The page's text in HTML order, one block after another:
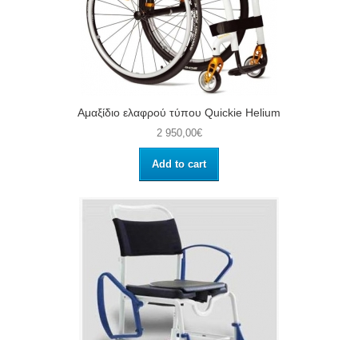
Αμαξίδιο ελαφρού τύπου Quickie Helium
2 950,00€
Add to cart